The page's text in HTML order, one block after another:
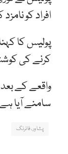
افراد کو
پولیس کا
کرنے کی
واقعے کے
سامنے آیا
پشاور،فائرنگ